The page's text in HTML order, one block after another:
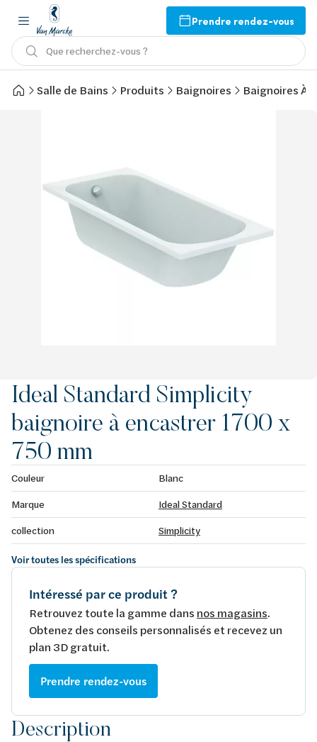
Prendre rendez-vous
Que recherchez-vous ?
Salle de Bains Produits Baignoires Baignoires À
Ideal Standard Simplicity
baignoire à encastrer 1700 x
750 mm
Couleur
Blanc
Marque
Ideal Standard
collection
Simplicity
Voir toutes les spécifications
Intéressé par ce produit ?
Retrouvez toute la gamme dans nos magasins.
Obtenez des conseils personnalisés et recevez un
plan 3D gratuit.
Prendre rendez-vous
Description